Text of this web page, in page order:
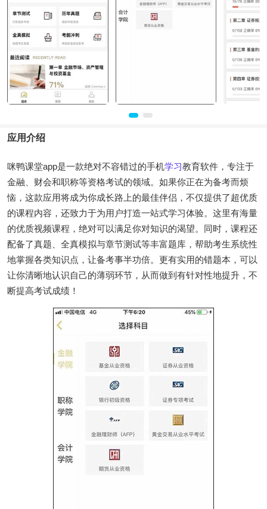
应用介绍
咪鸭课堂app是一款绝对不容错过的手机学习教育软件，专注于
金融、财会和职称等资格考试的领域。如果你正在为备考而烦
恼，这款应用将成为你成长路上的最佳伴侣，不仅提供了超优质
的课程内容，还致力于为用户打造一站式学习体验。这里有海量
的优质视频课程，绝对可以满足你对知识的渴望。同时，课程还
配备了真题、全真模拟与章节测试等丰富题库，帮助考生系统性
地掌握各类知识点，让备考事半功倍。更有实用的错题本，可以
让你清晰地认识自己的薄弱环节，从而做到有针对性地提升，不
断提高考试成绩！